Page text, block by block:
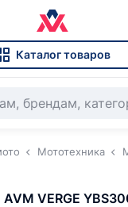
Каталог товаров
Мототехника
VERGE